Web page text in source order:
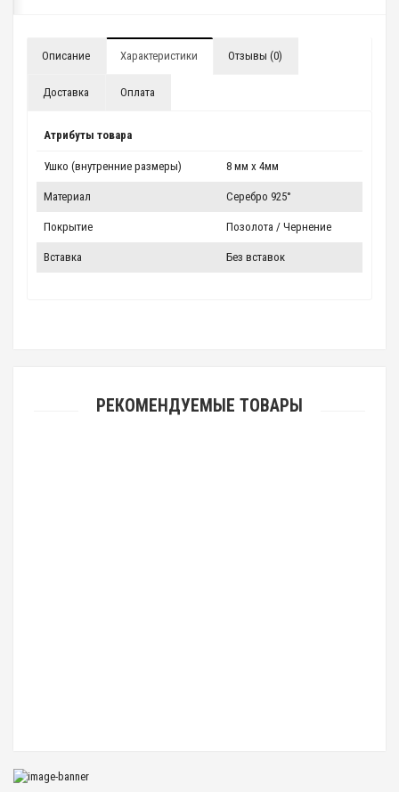
Описание Характеристики Отзывы (0)
Доставка Оплата
Атрибуты товара
Ушко (внутренние размеры) 8 мм x 4мм
Материал Серебро 925°
Покрытие Позолота / Чернение
Вставка Без вставок
РЕКОМЕНДУЕМЫЕ ТОВАРЫ